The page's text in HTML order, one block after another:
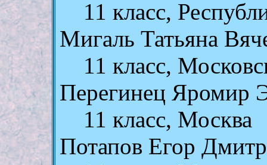
11 класс,
Мигаль Татьяна
11 класс,
Перегинец Яромир
11 класс, Москва
Потапов Егор